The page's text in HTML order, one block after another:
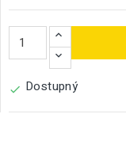
 Dostupný